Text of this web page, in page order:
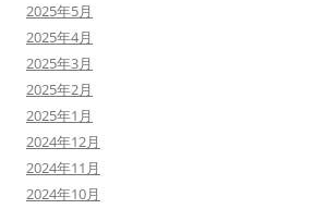
2025年5月
2025年4月
2025年3月
2025年2月
2025年1月
2024年12月
2024年11月
2024年10月